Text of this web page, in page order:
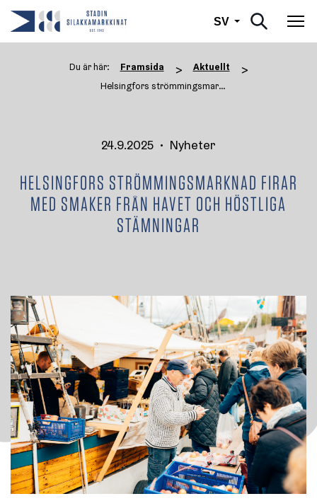
SV Svenska
Du är här: Framsida > Aktuellt >
Helsingfors strömmingsmarknad ...
24.9.2025 • Nyheter
HELSINGFORS STRÖMMINGSMARKNAD FIRAR
MED SMAKER FRÅN HAVET OCH HÖSTLIGA
STÄMNINGAR